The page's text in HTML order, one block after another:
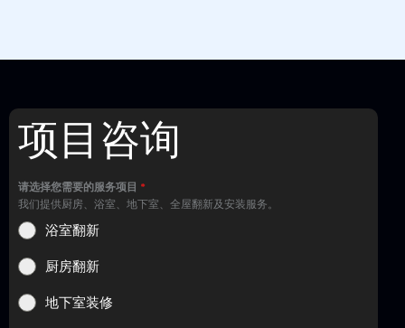
项目咨询
请选择您需要的服务项目 *
我们提供厨房、浴室、地下室、全屋翻新及安装服务。
浴室翻新
厨房翻新
地下室装修